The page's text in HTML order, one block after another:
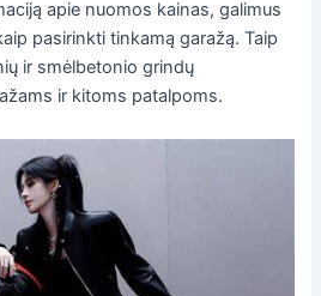
apie nuomos kainas, galimus
pasirinkti tinkamą garažą. Taip
ir smėlbetonio grindų
ir kitoms patalpoms.